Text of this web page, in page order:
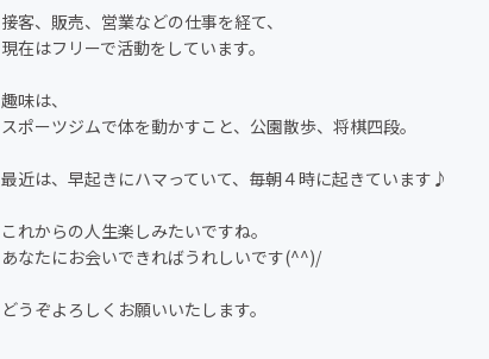
接客、販売、営業などの仕事を経て、
現在はフリーで活動をしています。
趣味は、
スポーツジムで体を動かすこと、公園散歩、将棋四段。
最近は、早起きにハマっていて、毎朝４時に起きています♪
これからの人生楽しみたいですね。
あなたにお会いできればうれしいです(^^)/
どうぞよろしくお願いいたします。